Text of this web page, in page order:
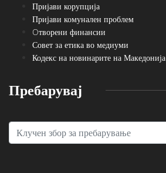
Пријави корупција
Пријави комунален проблем
Oтворени финансии
Совет за етика во медиуми
Кодекс на новинарите на Македонија
Пребарувај